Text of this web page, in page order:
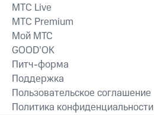
MTС Live
MTС Premium
Мой МТС
GOOD’OK
Питч-форма
Поддержка
Пользовательское соглашение
Политика конфиденциальности